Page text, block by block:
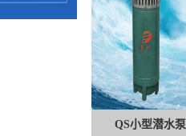
QS小型潜水泵